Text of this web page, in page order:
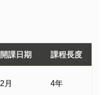
開課日期 課程長度
2月 4年